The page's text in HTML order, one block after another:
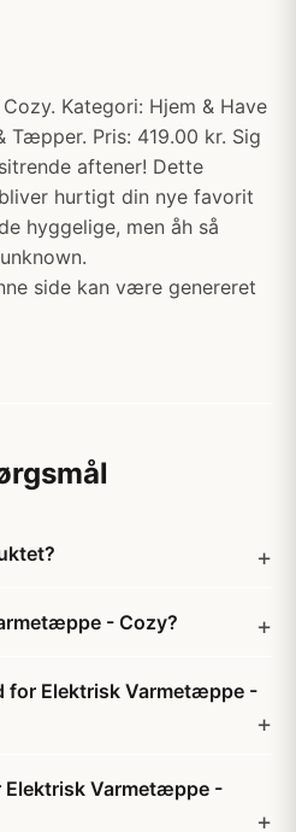
Kategori: Hjem & Have
Pris: 419.00 kr. Sig
aftener! Dette
hurtigt din nye favorit
hyggelige, men åh så
side kan være genereret
- Cozy?
for Elektrisk Varmetæppe -
Varmetæppe -